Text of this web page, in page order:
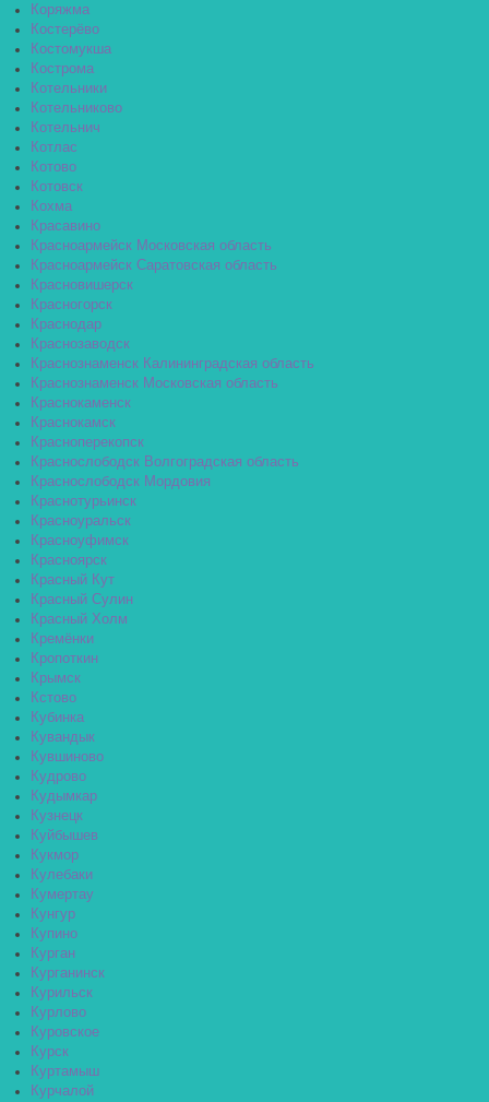
Коряжма
Костерёво
Костомукша
Кострома
Котельники
Котельниково
Котельнич
Котлас
Котово
Котовск
Кохма
Красавино
Красноармейск Московская область
Красноармейск Саратовская область
Красновишерск
Красногорск
Краснодар
Краснозаводск
Краснознаменск Калининградская область
Краснознаменск Московская область
Краснокаменск
Краснокамск
Красноперекопск
Краснослободск Волгоградская область
Краснослободск Мордовия
Краснотурьинск
Красноуральск
Красноуфимск
Красноярск
Красный Кут
Красный Сулин
Красный Холм
Кремёнки
Кропоткин
Крымск
Кстово
Кубинка
Кувандык
Кувшиново
Кудрово
Кудымкар
Кузнецк
Куйбышев
Кукмор
Кулебаки
Кумертау
Кунгур
Купино
Курган
Курганинск
Курильск
Курлово
Куровское
Курск
Куртамыш
Курчалой